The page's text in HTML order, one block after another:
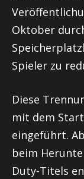
Oktober
Spieler zu
Diese
mit dem Start
eingeführt.
beim
Duty-Titels